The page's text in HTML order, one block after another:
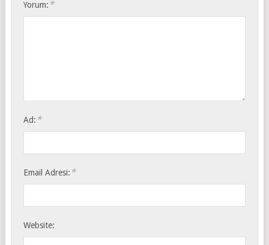
Yorum: *
Ad: *
Email Adresi: *
Website: